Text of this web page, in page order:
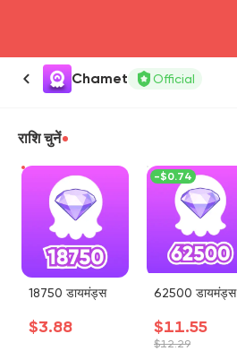
Chamet Official
राशि चुनें
18750 डायमंड्स
$3.88
62500 डायमंड्स
$11.55
$12.29
-$0.74